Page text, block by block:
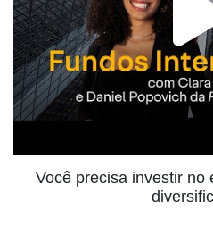
Você precisa investir no